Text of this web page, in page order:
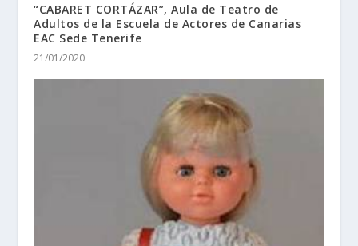
“CABARET CORTÁZAR”, Aula de Teatro de
Adultos de la Escuela de Actores de Canarias
EAC Sede Tenerife
21/01/2020